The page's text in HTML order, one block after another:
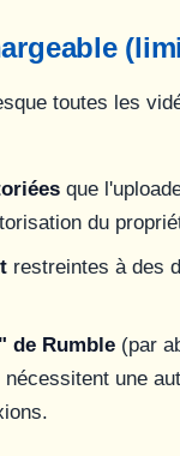
toutes les
que
du
restreintes à des
de Rumble (par
une